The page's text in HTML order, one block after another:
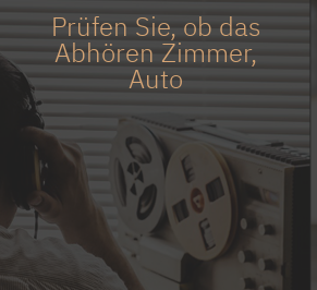
Prüfen Sie, ob das
Abhören Zimmer,
Auto